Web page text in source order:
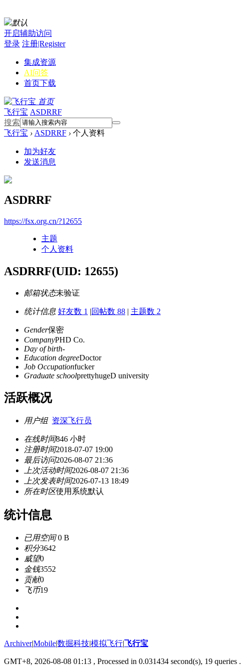
默认
开启辅助访问
登录 注册|Register
集成资源
AI问答
首页下载
首页
飞行宝 ASDRRF
搜索
飞行宝 › ASDRRF › 个人资料
加为好友
发送消息
ASDRRF
https://fsx.org.cn/?12655
主题
个人资料
ASDRRF(UID: 12655)
邮箱状态未验证
统计信息 好友数 1 |回帖数 88 | 主题数 2
Gender保密
CompanyPHD Co.
Day of birth-
Education degreeDoctor
Job Occupationfucker
Graduate schoolprettyhugeD university
活跃概况
用户组 资深飞行员
在线时间846 小时
注册时间2018-07-07 19:00
最后访问2026-08-07 21:36
上次活动时间2026-08-07 21:36
上次发表时间2026-07-13 18:49
所在时区使用系统默认
统计信息
已用空间0 B
积分3642
威望0
金钱3552
贡献0
飞币19
Archiver|Mobile|数掘科技|模拟飞行|飞行宝
GMT+8, 2026-08-08 01:13 , Processed in 0.031434 second(s), 19 queries .